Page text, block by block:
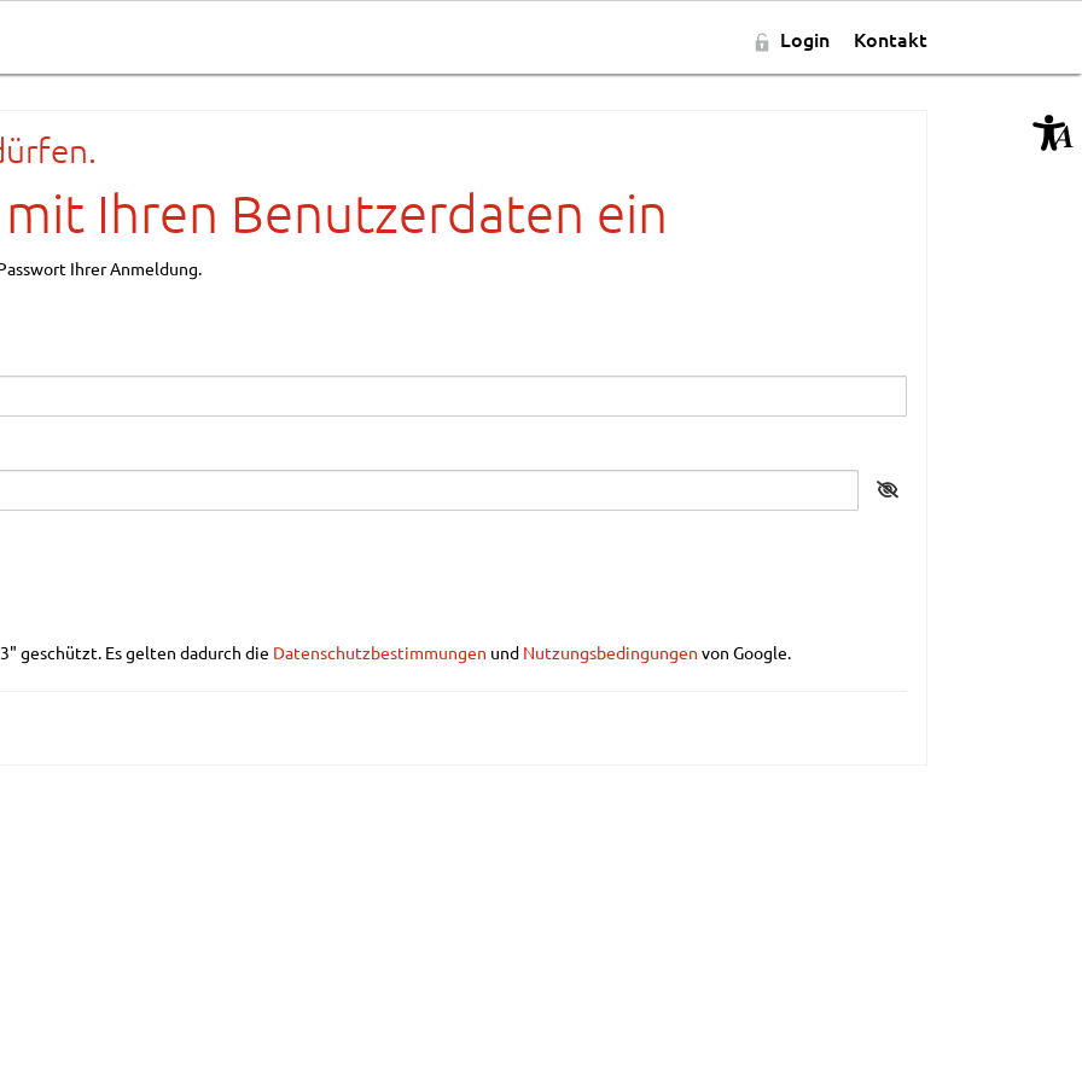
Login Kontakt
mit Ihren Benutzerdaten ein
Ihrer Anmeldung.
geschützt. Es gelten dadurch die Datenschutzbestimmungen und Nutzungsbedingungen von Google.